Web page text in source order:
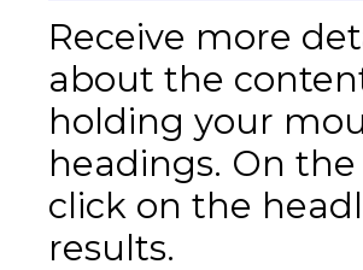
Receive more
about the
holding your
headings. On
click on the
results.